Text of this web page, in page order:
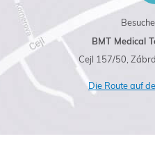
BMT Medical
Cejl 157/50,
Die Route auf